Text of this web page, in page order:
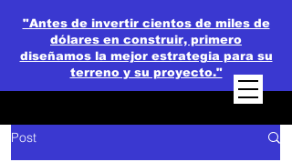
"Antes de invertir cientos de miles de
dólares en construir, primero
diseñamos la mejor estrategia para su
terreno y su proyecto."
Post